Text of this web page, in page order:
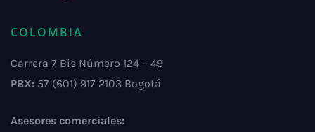
COLOMBIA
Carrera 7 Bis Número 124 – 49
PBX: 57 (601) 917 2103 Bogotá
Asesores comerciales: